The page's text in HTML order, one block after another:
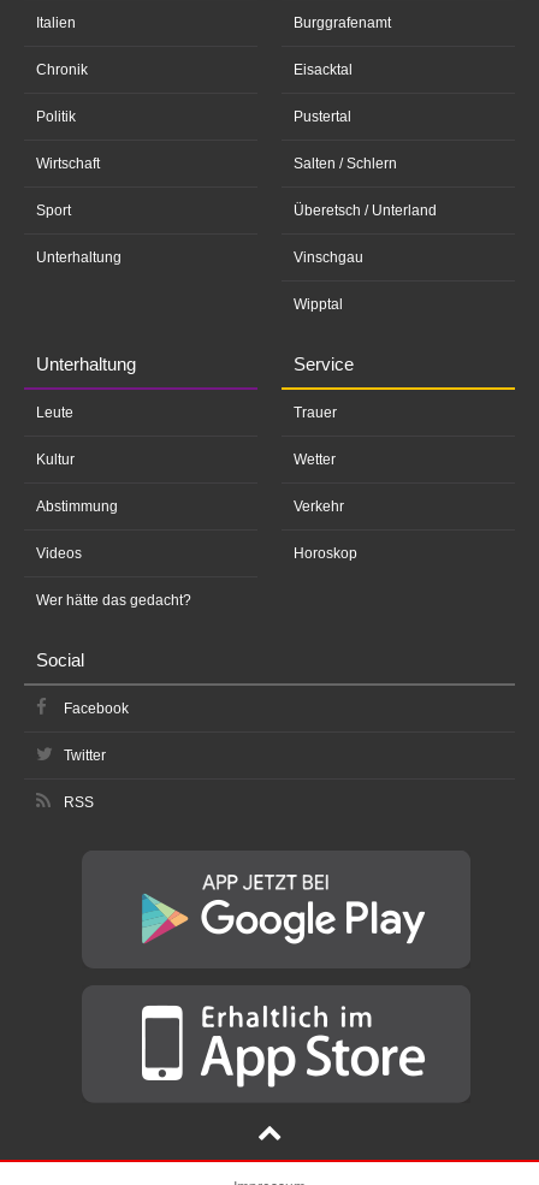
Italien
Chronik
Politik
Wirtschaft
Sport
Unterhaltung
Burggrafenamt
Eisacktal
Pustertal
Salten / Schlern
Überetsch / Unterland
Vinschgau
Wipptal
Unterhaltung
Leute
Kultur
Abstimmung
Videos
Wer hätte das gedacht?
Service
Trauer
Wetter
Verkehr
Horoskop
Social
Facebook
Twitter
RSS